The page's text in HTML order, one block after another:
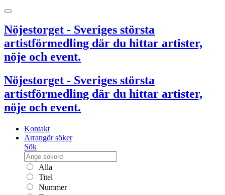
Nöjestorget - Sveriges största
artistförmedling där du hittar artister,
nöje och event.
Nöjestorget - Sveriges största
artistförmedling där du hittar artister,
nöje och event.
Kontakt
Arrangör söker
Sök
Alla
Titel
Nummer